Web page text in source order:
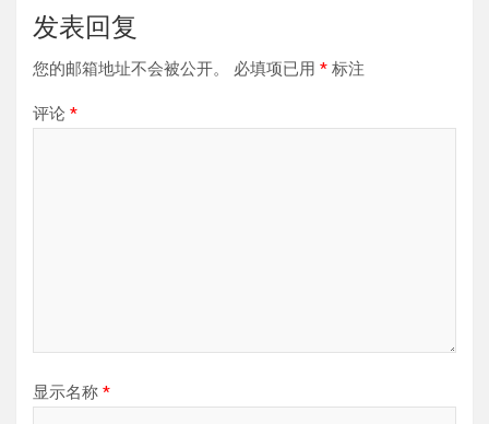
发表回复
您的邮箱地址不会被公开。 必填项已用 * 标注
评论 *
显示名称 *